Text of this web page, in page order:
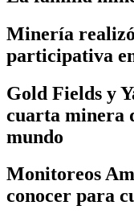
Minería
participativa
Gold Fields y
cuarta minera
mundo
Monitoreos
conocer para